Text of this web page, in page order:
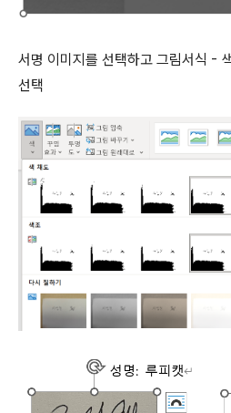
서명 이미지를 선택하고 그림서식 -
선택